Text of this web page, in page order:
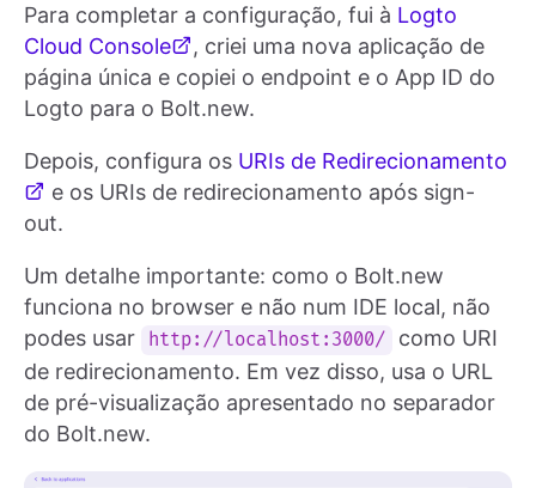
Para completar a configuração, fui à Logto
Cloud Console
, criei uma nova aplicação de
página única e copiei o endpoint e o App ID do
Logto para o Bolt.new.
Depois, configura os URIs de Redirecionamento
e os URIs de redirecionamento após sign-
out.
Um detalhe importante: como o Bolt.new
funciona no browser e não num IDE local, não
podes usar
http://localhost:3000/
como URI
de redirecionamento. Em vez disso, usa o URL
de pré-visualização apresentado no separador
do Bolt.new.